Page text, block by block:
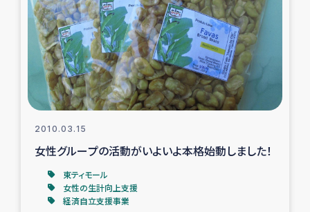
トルコ・シリア地震被災者支援
デニヤヤ小規模紅茶農家支援
コーヒー生産者支援
アイナロ県マウベシ郡でのコーヒー畑改善事業
ベイルート大規模爆発被災者支援
女性の生計向上支援
2010.03.15
女性グループの活動がいよいよ本格始動しました！
東ティモール
女性の生計向上支援
経済自立支援事業